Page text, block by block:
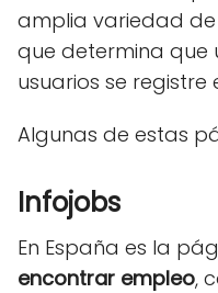
amplia variedad de
que determina que
usuarios se registre
Algunas de estas
Infojobs
En España es la
encontrar empleo,